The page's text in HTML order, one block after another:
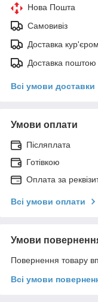
Нова Пошта
Самовивіз
Доставка кур'єром
Доставка поштою
Всі умови доставки
Умови оплати
Післяплата
Готівкою
Оплата за
Всі умови оплати
Умови
Повернення товару
Всі умови